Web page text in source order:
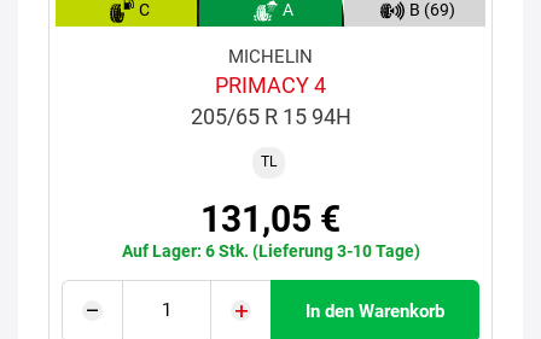
C A B (69)
MICHELIN
PRIMACY 4
205/65 R 15 94H
TL
131,05 €
Auf Lager: 6 Stk. (Lieferung 3-10 Tage)
In den Warenkorb